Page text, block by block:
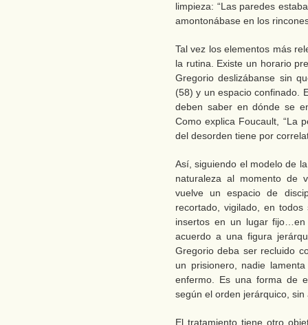
limpieza: “Las paredes
amontonábase en los
Tal vez los elementos más
la rutina. Existe un horario
Gregorio deslizábanse sin
(58) y un espacio confinado.
deben saber en dónde se
Como explica Foucault, “La
del desorden tiene por
Así, siguiendo el modelo de
naturaleza al momento de
vuelve un espacio de
recortado, vigilado, en
insertos en un lugar
acuerdo a una figura
Gregorio deba ser recluido
un prisionero, nadie
enfermo. Es una forma de
según el orden jerárquico,
El tratamiento tiene otro